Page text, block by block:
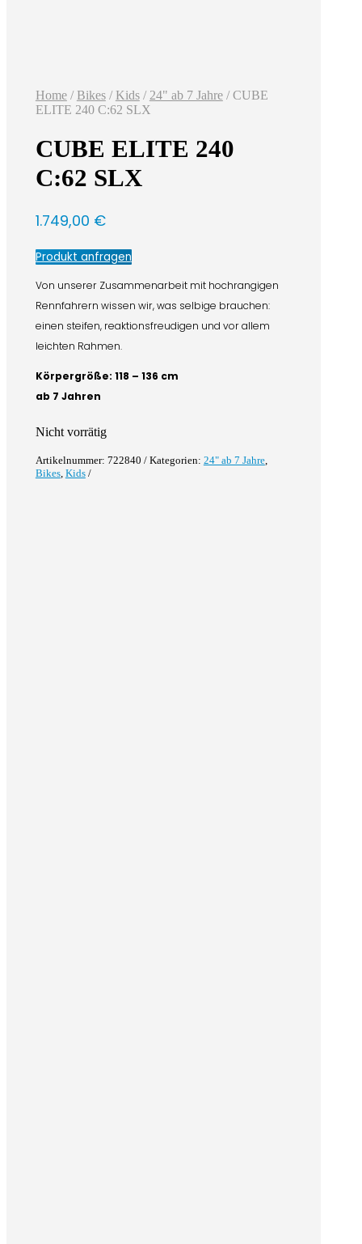
Home/Bikes/Kids/ 24" ab 7 Jahre/ CUBE
ELITE 240 C:62 SLX
CUBE ELITE 240
C:62 SLX
1.749,00 €
Produkt anfragen
Von unserer Zusammenarbeit mit hochrangigen
Rennfahrern wissen wir, was selbige brauchen:
einen steifen, reaktionsfreudigen und vor allem
leichten Rahmen.
Körpergröße: 118 – 136 cm
ab 7 Jahren
Nicht vorrätig
Artikelnummer: 722840 Kategorien: 24" ab 7 Jahre,
Bikes, Kids